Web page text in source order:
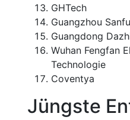
GHTech
Guangzhou Sanfu
Guangdong
Wuhan Fengfan
Technologie
Coventya
Jüngste